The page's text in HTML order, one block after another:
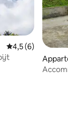
Gemiddelde
4,5 (6)